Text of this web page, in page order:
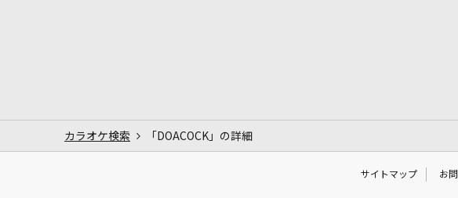
カラオケ検索 「DOACOCK」の詳細
サイトマップ お